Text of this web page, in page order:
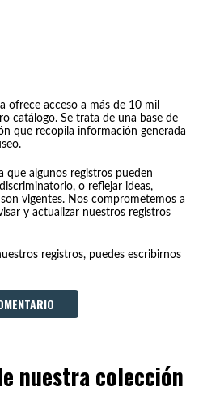
ofrece acceso a más de 10 mil
catálogo. Se trata de una base de
que recopila información generada
que algunos registros pueden
o reflejar ideas,
vigentes. Nos comprometemos a
y actualizar nuestros registros
registros, puedes escribirnos
nuestra colección